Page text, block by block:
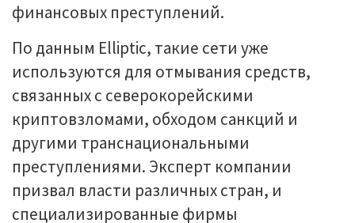
финансовых преступлений.
По данным Elliptic, такие сети уже
используются для отмывания средств,
связанных с северокорейскими
криптовзломами, обходом санкций и
другими транснациональными
преступлениями. Эксперт компании
призвал власти различных стран, и
специализированные фирмы